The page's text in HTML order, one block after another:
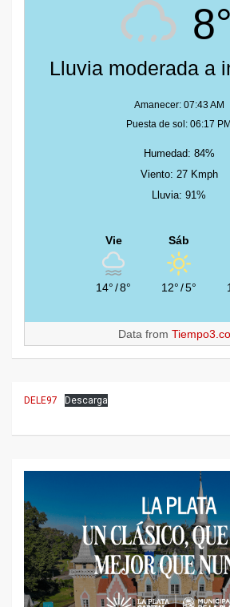
8°
Lluvia moderada a
Amanecer: 07:43 AM
Puesta de sol: 06:17 PM
Humedad: 84%
Viento: 27 Kmph
Lluvia: 91%
Vie
14°/8°
Sáb
12°/5°
Data from
DELE97 Descarga